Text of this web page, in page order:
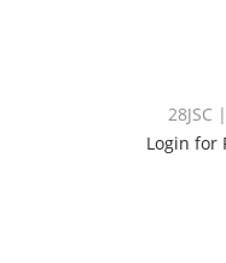
28JSC
Login for